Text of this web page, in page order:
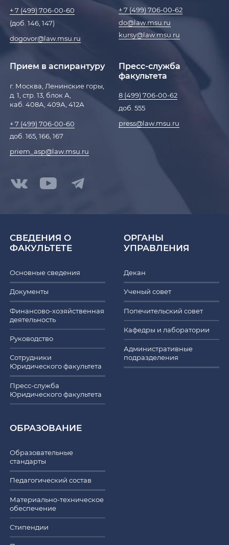
+ 7 (499) 706-00-60
(доб. 146, 147)
dogovor@law.msu.ru
+ 7 (499) 706-00-62
do@law.msu.ru
kursy@law.msu.ru
Прием в аспирантуру
г. Москва, Ленинские горы,
д. 1, стр. 13, блок А,
каб. 408А, 409А, 412А
+ 7 (499) 706-00-60
доб. 165, 166, 167
priem_asp@law.msu.ru
Пресс-служба
факультета
8 (499) 706-00-62
доб. 555
press@law.msu.ru
СВЕДЕНИЯ О
ФАКУЛЬТЕТЕ
Основные сведения
Документы
Финансово-хозяйственная
деятельность
Руководство
Сотрудники
Юридического факультета
Пресс-служба
Юридического факультета
ОРГАНЫ
УПРАВЛЕНИЯ
Декан
Ученый совет
Попечительский совет
Кафедры и лаборатории
Административные
подразделения
ОБРАЗОВАНИЕ
Образовательные
стандарты
Педагогический состав
Материально-техническое
обеспечение
Стипендии